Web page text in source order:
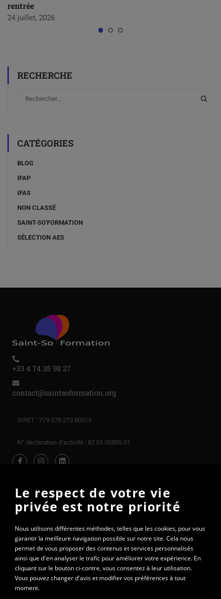
rentrée
24 juillet, 2026
RECHERCHE
CATÉGORIES
BLOG
IFAP
IFAS
NON CLASSÉ
SAINT-SO'FORMATION
SÉLECTION AES
+33 4 74 35 98 27
contact@saintsoformation.org
SIRET : 779 378 272 00016
N° déclaration d’activité : 82 01 00885 01
Le respect de votre vie
privée est notre priorité
Nous utilisons différentes méthodes, telles que les cookies, pour vous
garantir la meilleure navigation possible sur notre site. Cela nous
permet de vous proposer des contenus et services personnalisés
ainsi que d'en analyser le trafic pour améliorer votre expérience. En
cliquant sur le bouton ci-contre, vous consentez à leur utilisation.
Vous pouvez changer d'avis et modifier vos préférences à tout
moment.